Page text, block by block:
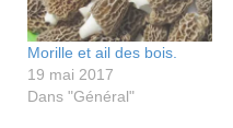
Morille et ail des bois.
19 mai 2017
Dans "Général"